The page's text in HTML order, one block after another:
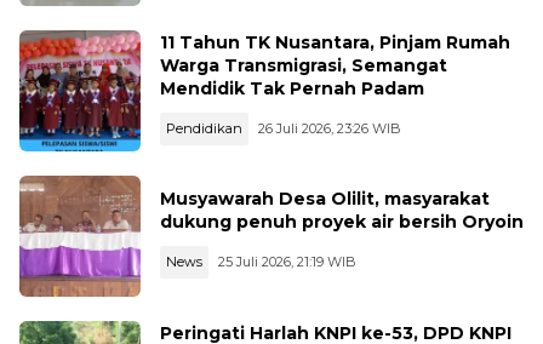
11 Tahun TK Nusantara, Pinjam Rumah
Warga Transmigrasi, Semangat
Mendidik Tak Pernah Padam
Pendidikan 26 Juli 2026, 23:26 WIB
Musyawarah Desa Olilit, masyarakat
dukung penuh proyek air bersih Oryoin
News 25 Juli 2026, 21:19 WIB
Peringati Harlah KNPI ke-53, DPD KNPI